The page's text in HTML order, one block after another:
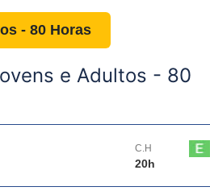
- 80 Horas
e Adultos - 80
C.H
20h